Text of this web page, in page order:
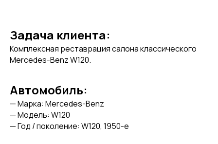
Задача клиента:
Комплексная реставрация салона классического
Mercedes-Benz W120.
Автомобиль:
— Марка: Mercedes-Benz
— Модель: W120
— Год / поколение: W120, 1950-е